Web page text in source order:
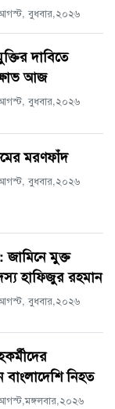
বুধবার,২০২৬
দাবিতে
আজ
বুধবার,২০২৬
মরণফাঁদ
বুধবার,২০২৬
জামিনে মুক্ত
হাফিজুর রহমান
বুধবার,২০২৬
বাংলাদেশি নিহত